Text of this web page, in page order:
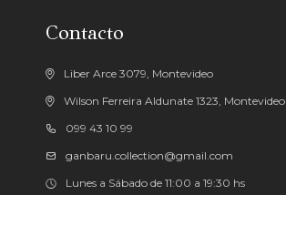
Contacto
Liber Arce 3079, Montevideo
Wilson Ferreira Aldunate 1323, Montevideo
099 43 10 99
ganbaru.collection@gmail.com
Lunes a Sábado de 11:00 a 19:30 hs